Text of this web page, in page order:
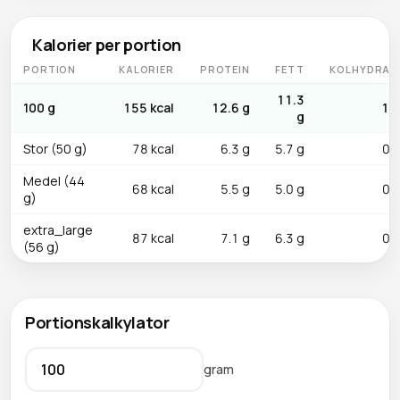
Kalorier per portion
PORTION KALORIER PROTEIN FETT
100 g 155 kcal 12.6 g
11.3
g
Stor (50 g) 78 kcal 6.3 g 5.7 g
Medel (44
g)
68 kcal 5.5 g 5.0 g
extra_large
(56 g)
87 kcal 7.1 g 6.3 g
Portionskalkylator
gram